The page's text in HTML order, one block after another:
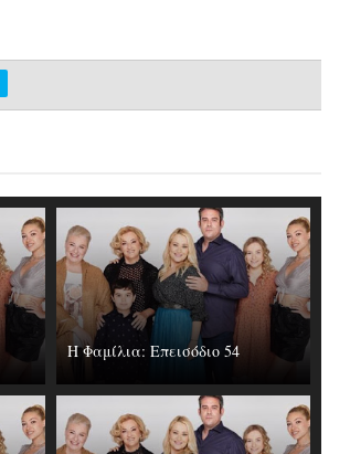
Η Φαμίλια: Επεισόδιο 54